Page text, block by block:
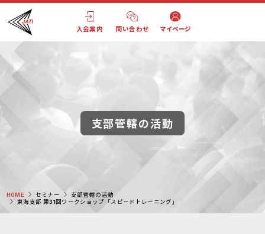
入会案内 問い合わせ マイページ
支部管轄の活動
HOME セミナー
支部管轄の活動
東海支部 第31回ワークショップ「スピードトレーニング」